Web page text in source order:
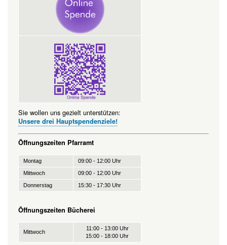
Sie wollen uns gezielt unterstützen:
Unsere drei Hauptspendenziele!
Öffnungszeiten Pfarramt
Montag
09:00 - 12:00 Uhr
Mittwoch
09:00 - 12:00 Uhr
Donnerstag
15:30 - 17:30 Uhr
Öffnungszeiten Bücherei
Mittwoch
11:00 - 13:00 Uhr
15:00 - 18:00 Uhr